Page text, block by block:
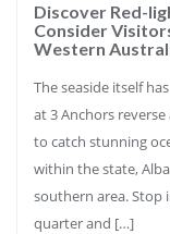
Discover Red-
Consider
Western
The seaside itself
at 3 Anchors
to catch stunning
within the state,
southern area. Stop
quarter and […]